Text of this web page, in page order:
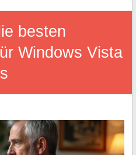
besten
Windows Vista